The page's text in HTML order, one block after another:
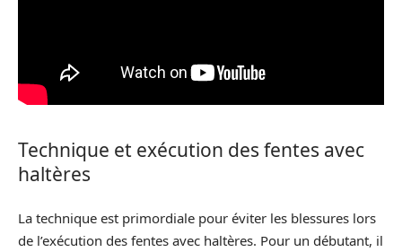
Technique et exécution des fentes avec
haltères
La technique est primordiale pour éviter les blessures lors
de l’exécution des fentes avec haltères. Pour un débutant, il